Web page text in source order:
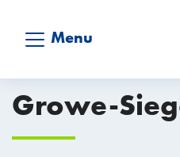
Menu
Growe-